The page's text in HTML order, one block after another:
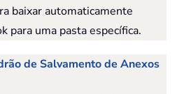
baixar automaticamente
para uma pasta específica.
de Salvamento de Anexos